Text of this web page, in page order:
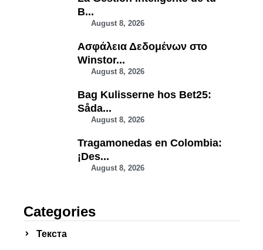
B...
August 8, 2026
Ασφάλεια Δεδομένων στο
Winstor...
August 8, 2026
Bag Kulisserne hos Bet25:
Såda...
August 8, 2026
Tragamonedas en Colombia:
¡Des...
August 8, 2026
Categories
Текста